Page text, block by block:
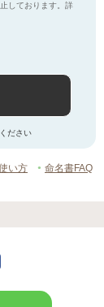
しております。詳
ださい
い方 命名書FAQ